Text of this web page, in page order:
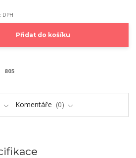
DPH
Přidat do košíku
805
Komentáře 0